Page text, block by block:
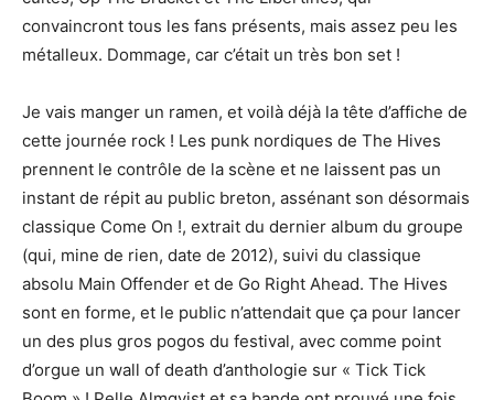
convaincront tous les fans présents, mais assez peu les
métalleux. Dommage, car c’était un très bon set !
Je vais manger un ramen, et voilà déjà la tête d’affiche de
cette journée rock ! Les punk nordiques de The Hives
prennent le contrôle de la scène et ne laissent pas un
instant de répit au public breton, assénant son désormais
classique Come On !, extrait du dernier album du groupe
(qui, mine de rien, date de 2012), suivi du classique
absolu Main Offender et de Go Right Ahead. The Hives
sont en forme, et le public n’attendait que ça pour lancer
un des plus gros pogos du festival, avec comme point
d’orgue un wall of death d’anthologie sur « Tick Tick